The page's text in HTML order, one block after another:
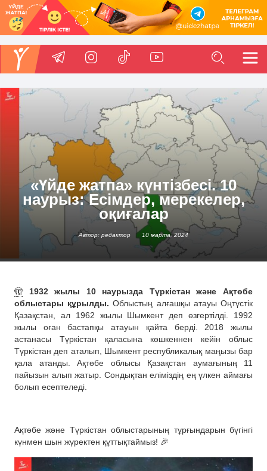
«Үйде жатпа» күнтізбесі. 10
наурыз: Есімдер, мерекелер,
оқиғалар
Автор: редактор 10 марта, 2024
🫣
1932 жылы 10 наурызда Түркістан және Ақтөбе
облыстары құрылды. Облыстың алғашқы атауы Оңтүстік
Қазақстан, ал 1962 жылы Шымкент деп өзгертілді. 1992
жылы оған бастапқы атауын қайта берді. 2018 жылы
астанасы Түркістан қаласына көшкеннен кейін облыс
Түркістан деп аталып, Шымкент республикалық маңызы бар
қала атанды. Ақтөбе облысы Қазақстан аумағының 11
пайызын алып жатыр. Сондықтан еліміздің ең үлкен аймағы
болып есептеледі.
Ақтөбе және Түркістан облыстарының тұрғындарын бүгінгі
күнмен шын жүректен құттықтаймыз! 🎉